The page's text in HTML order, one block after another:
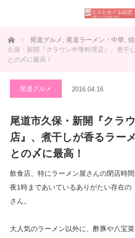
ホーム 尾道グルメ , 尾道ラーメン・中華,
久保・新開『クラウン中華料理店』、煮干
との〆に最高！
尾道グルメ 2016.04.16
尾道市久保・新開『クラ
店』、煮干しが香るラー
との〆に最高！
飲食店、特にラーメン屋さんの閉店時
夜1時まであいているありがたい存在の
さん。
大人気のラーメン以外に、酢豚や八宝